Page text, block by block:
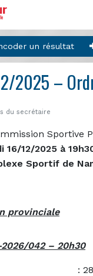
un résultat
2025 –
du secrétaire
Sportive
16/12/2025 à
Sportif de
provinciale
042 – 20h30
11/